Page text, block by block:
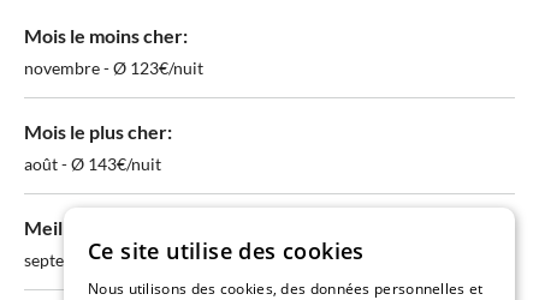
Mois le moins cher:
novembre - Ø 123€/nuit
Mois le plus cher:
août - Ø 143€/nuit
Meilleures chances de disponibilité:
septembre - 50% disponibles
Ce site utilise des cookies
Nous utilisons des cookies, des données personnelles et